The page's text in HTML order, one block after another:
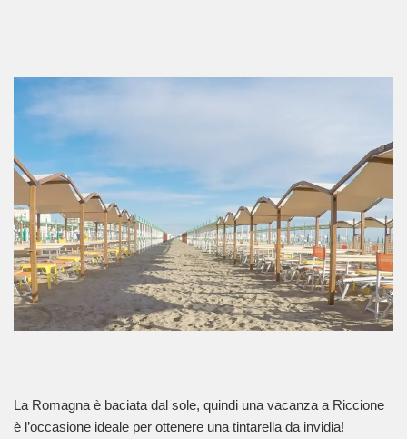
La Romagna è baciata dal sole, quindi una vacanza a Riccione
è l’occasione ideale per ottenere una tintarella da invidia!